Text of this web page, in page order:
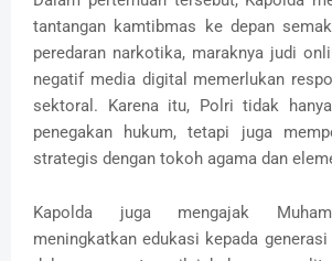
tantangan kamtibmas ke depan
peredaran narkotika, maraknya judi
negatif media digital memerlukan
sektoral. Karena itu, Polri tidak hanya
penegakan hukum, tetapi juga
strategis dengan tokoh agama dan
Kapolda juga mengajak
meningkatkan edukasi kepada generasi